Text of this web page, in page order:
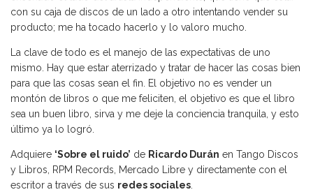
con su caja de discos de un lado a otro intentando vender su
producto; me ha tocado hacerlo y lo valoro mucho.
La clave de todo es el manejo de las expectativas de uno
mismo. Hay que estar aterrizado y tratar de hacer las cosas bien
para que las cosas sean el fin. El objetivo no es vender un
montón de libros o que me feliciten, el objetivo es que el libro
sea un buen libro, sirva y me deje la conciencia tranquila, y esto
último ya lo logró.
Adquiere ‘Sobre el ruido’ de Ricardo Durán en Tango Discos
y Libros, RPM Records, Mercado Libre y directamente con el
escritor a través de sus redes sociales